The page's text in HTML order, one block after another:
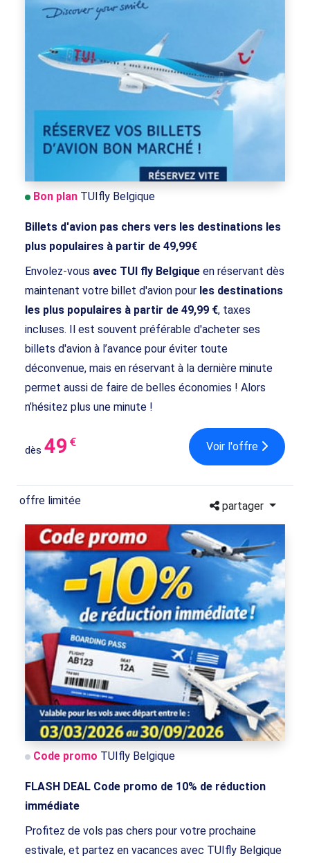
Bon plan TUIfly Belgique
Billets d'avion pas chers vers les destinations les
plus populaires à partir de 49,99€
Envolez-vous avec TUI fly Belgique en réservant dès
maintenant votre billet d'avion pour les destinations
les plus populaires à partir de 49,99 €, taxes
incluses. Il est souvent préférable d'acheter ses
billets d'avion à l’avance pour éviter toute
déconvenue, mais en réservant à la dernière minute
permet aussi de faire de belles économies ! Alors
n’hésitez plus une minute !
dès 49 € Voir l'offre
offre limitée partager
Code promo TUIfly Belgique
FLASH DEAL Code promo de 10% de réduction
immédiate
Profitez de vols pas chers pour votre prochaine
estivale, et partez en vacances avec TUIfly Belgique